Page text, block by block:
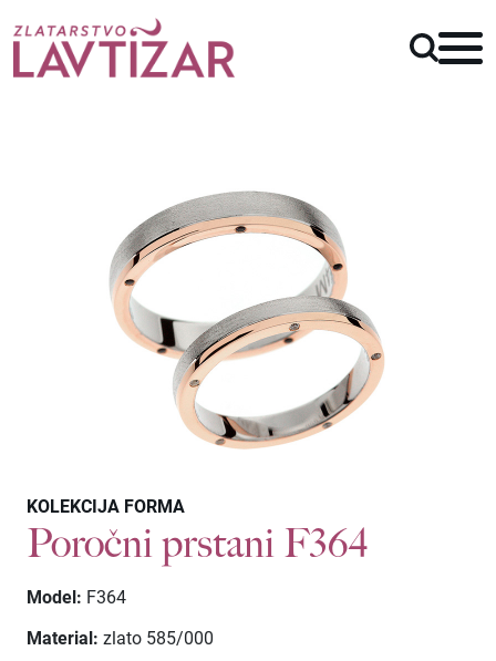
KOLEKCIJA FORMA
Poročni prstani F364
Model: F364
Material: zlato 585/000